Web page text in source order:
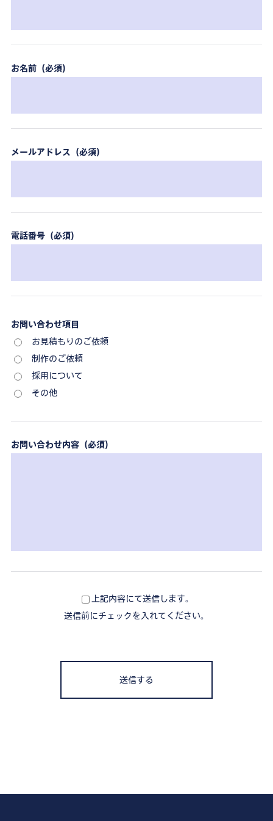
お名前（必須）
メールアドレス（必須）
電話番号（必須）
お問い合わせ項目
お見積もりのご依頼
制作のご依頼
採用について
その他
お問い合わせ内容（必須）
上記内容にて送信します。
送信前にチェックを入れてください。
送信する